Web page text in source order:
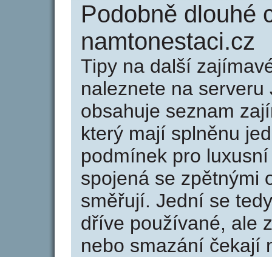
Podobně dlouhé
namtonestaci.cz
Tipy na další
naleznete na serveru
obsahuje seznam
který mají splněnu
podmínek pro
spojená se zpětnými
směřují. Jední se
dříve používané, ale
nebo smazání čekají